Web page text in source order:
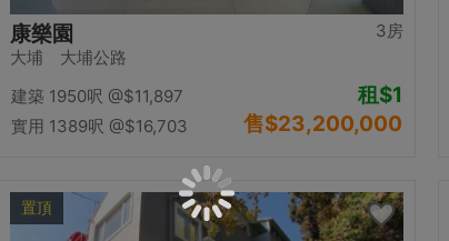
3房
康樂園
大埔 大埔公路
建築 1950呎 @$11,897
實用 1389呎 @$16,703
租$1
售$23,200,000
置頂